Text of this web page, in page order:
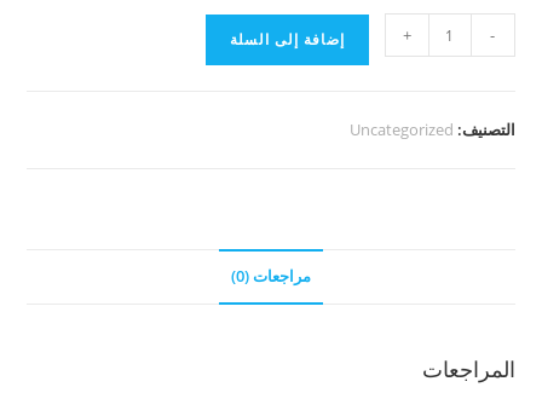
باقة
-
+ إضافة إلى السلة
التصنيف: Uncategorized
مراجعات (0)
المراجعات